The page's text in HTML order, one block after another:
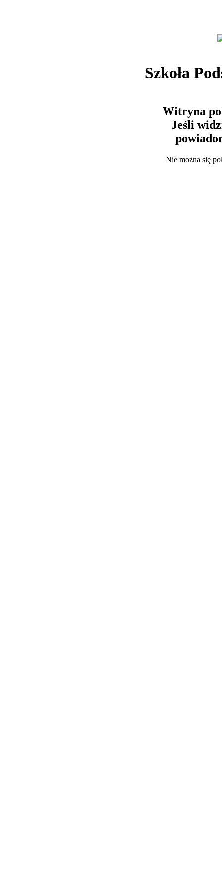
Szkoła
Witryna
Jeśli
Nie można się